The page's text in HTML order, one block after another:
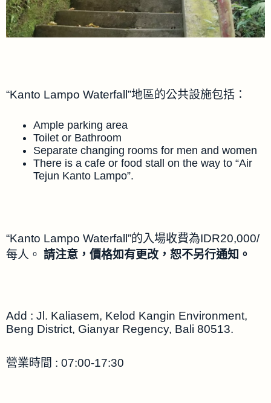
“Kanto Lampo Waterfall”地區的公共設施包括：
Ample parking area
Toilet or Bathroom
Separate changing rooms for men and women
There is a cafe or food stall on the way to “Air
Tejun Kanto Lampo”.
“Kanto Lampo Waterfall”的入場收費為IDR20,000/
每人。 請注意，價格如有更改，恕不另行通知。
Add : Jl. Kaliasem, Kelod Kangin Environment,
Beng District, Gianyar Regency, Bali 80513.
營業時間 : 07:00-17:30